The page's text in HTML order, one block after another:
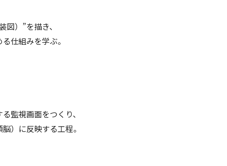
図）”を描き、
仕組みを学ぶ。
監視画面をつくり、
）に反映する工程。